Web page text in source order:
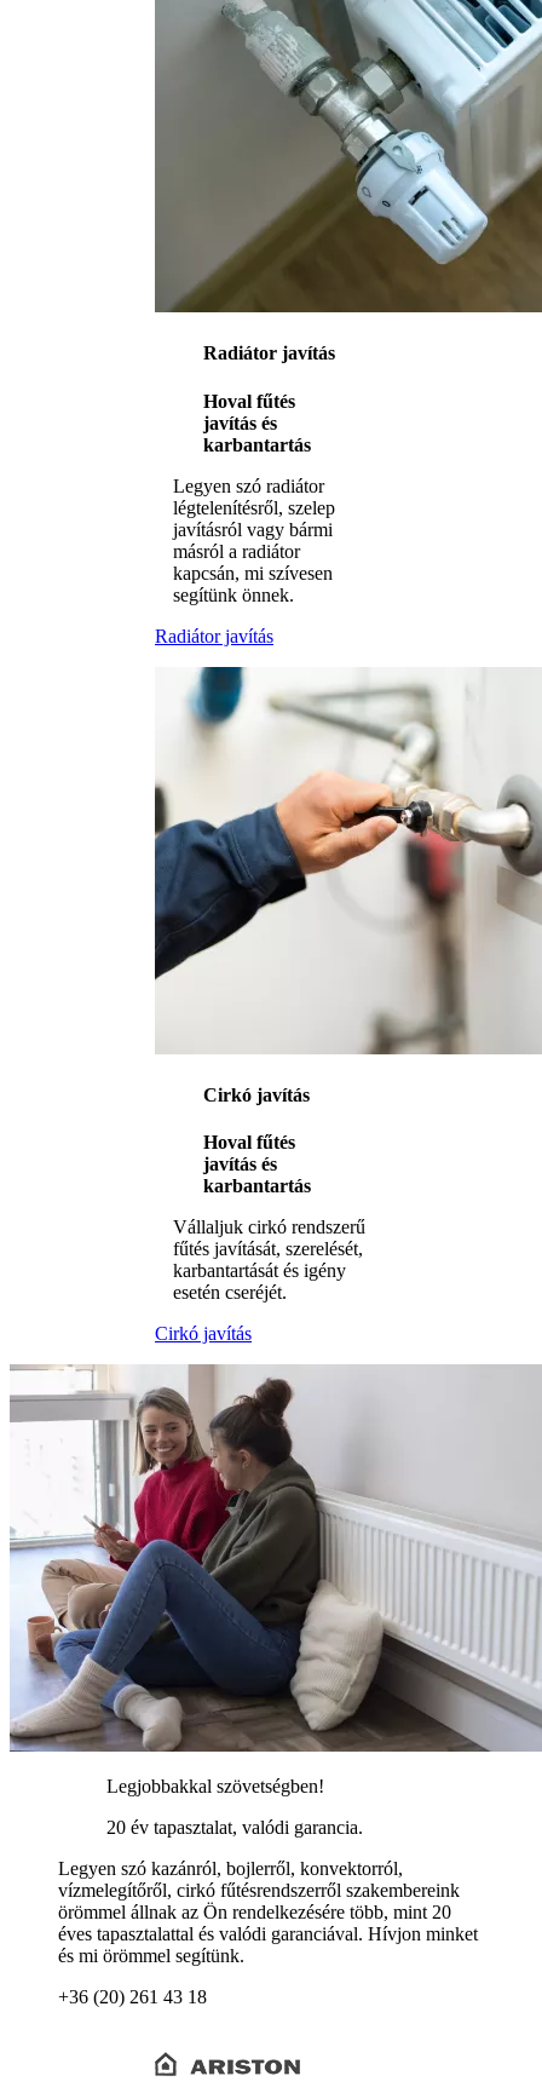
Radiátor javítás
Hoval fűtés
javítás és
karbantartás
Legyen szó radiátor
légtelenítésről, szelep
javításról vagy bármi
másról a radiátor
kapcsán, mi szívesen
segítünk önnek.
Radiátor javítás
Cirkó javítás
Hoval fűtés
javítás és
karbantartás
Vállaljuk cirkó rendszerű
fűtés javítását, szerelését,
karbantartását és igény
esetén cseréjét.
Cirkó javítás
Legjobbakkal szövetségben!
20 év tapasztalat, valódi garancia.
Legyen szó kazánról, bojlerről, konvektorról,
vízmelegítőről, cirkó fűtésrendszerről szakembereink
örömmel állnak az Ön rendelkezésére több, mint 20
éves tapasztalattal és valódi garanciával. Hívjon minket
és mi örömmel segítünk.
+36 (20) 261 43 18